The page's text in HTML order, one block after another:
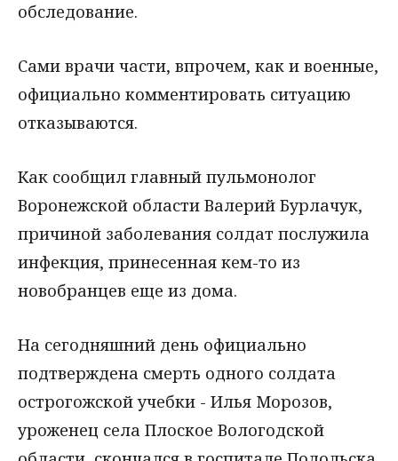
обследование.
Сами врачи части, впрочем, как и военные,
официально комментировать ситуацию
отказываются.
Как сообщил главный пульмонолог
Воронежской области Валерий Бурлачук,
причиной заболевания солдат послужила
инфекция, принесенная кем-то из
новобранцев еще из дома.
На сегодняшний день официально
подтверждена смерть одного солдата
острогожской учебки - Илья Морозов,
уроженец села Плоское Вологодской